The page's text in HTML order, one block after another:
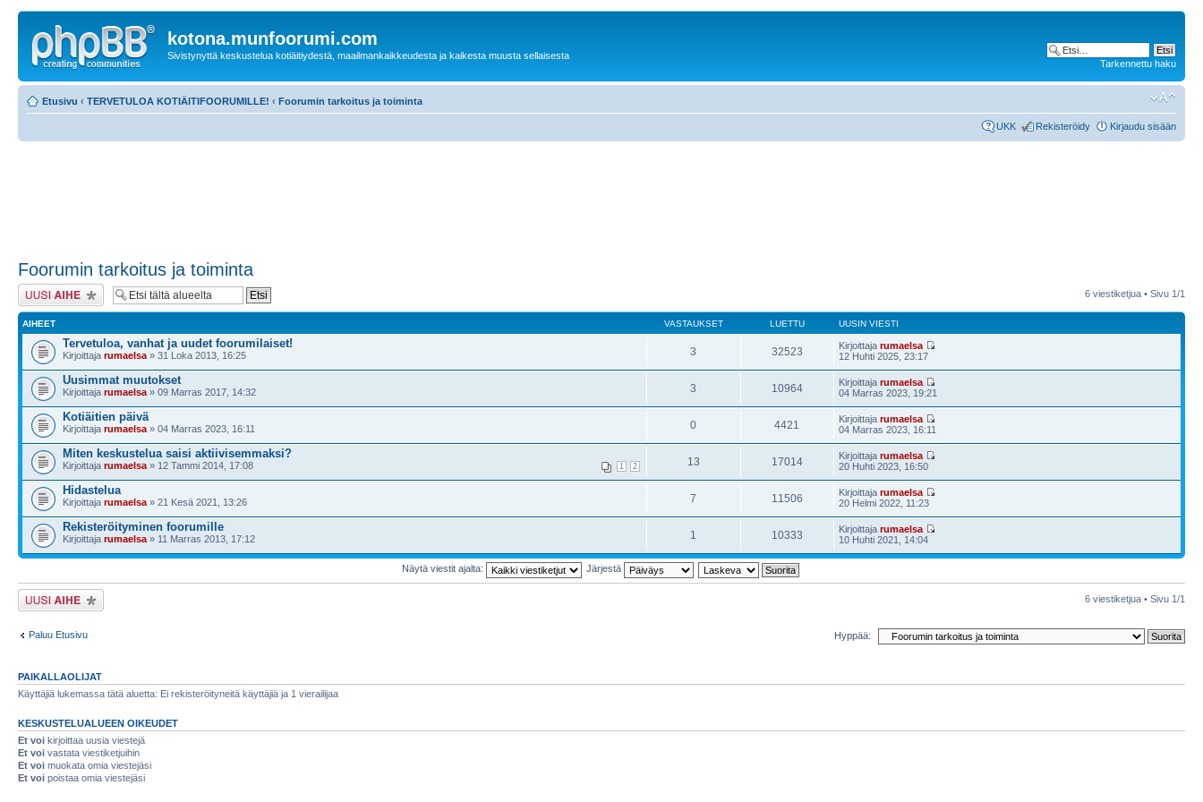
kotona.munfoorumi.com
Sivistynyttä keskustelua kotiäitiydestä, maailmankaikkeudesta ja kaikesta muusta sellaisesta
Tarkennettu haku
Etusivu ‹ TERVETULOA KOTIÄITIFOORUMILLE! ‹ Foorumin tarkoitus ja toiminta
UKK Rekisteröidy Kirjaudu sisään
Foorumin tarkoitus ja toiminta
Lähetä uusi viesti 6 viestiketjua • Sivu 1/1
AIHEET VASTAUKSET LUETTU UUSIN VIESTI
Tervetuloa, vanhat ja uudet foorumilaiset!
Kirjoittaja rumaelsa » 31 Loka 2013, 16:25 3 32523 Kirjoittajarumaelsa
12 Huhti 2025, 23:17
Uusimmat muutokset
Kirjoittaja rumaelsa » 09 Marras 2017, 14:32 3 10964 Kirjoittajarumaelsa
04 Marras 2023, 19:21
Kotiäitien päivä
Kirjoittaja rumaelsa » 04 Marras 2023, 16:11 0 4421 Kirjoittajarumaelsa
04 Marras 2023, 16:11
Miten keskustelua saisi aktiivisemmaksi?
1 2
Kirjoittaja rumaelsa » 12 Tammi 2014, 17:08 13 17014 Kirjoittajarumaelsa
20 Huhti 2023, 16:50
Hidastelua
Kirjoittaja rumaelsa » 21 Kesä 2021, 13:26 7 11506 Kirjoittajarumaelsa
20 Helmi 2022, 11:23
Rekisteröityminen foorumille
Kirjoittaja rumaelsa » 11 Marras 2013, 17:12 1 10333 Kirjoittajarumaelsa
10 Huhti 2021, 14:04
Näytä viestit ajalta: Järjestä
Lähetä uusi viesti 6 viestiketjua • Sivu 1/1
Paluu Etusivu Hyppää:
PAIKALLAOLIJAT
Käyttäjiä lukemassa tätä aluetta: Ei rekisteröityneitä käyttäjiä ja 1 vierailijaa
KESKUSTELUALUEEN OIKEUDET
Et voi kirjoittaa uusia viestejä
Et voi vastata viestiketjuihin
Et voi muokata omia viestejäsi
Et voi poistaa omia viestejäsi